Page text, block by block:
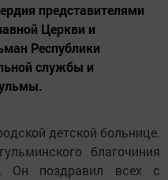
представителями
Церкви и
Республики
службы и
детской больнице.
благочиния
Он поздравил всех с